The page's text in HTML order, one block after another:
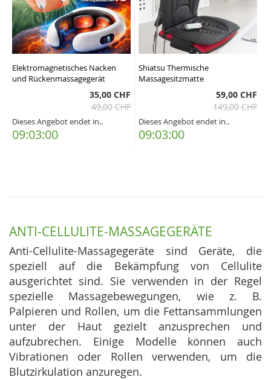
Elektromagnetisches Nacken
und Rückenmassagegerät
35,00 CHF
49,00 CHF
Dieses Angebot endet in..
09:02:59
Shiatsu Thermische
Massagesitzmatte
59,00 CHF
149,00 CHF
Dieses Angebot endet in..
09:02:59
ANTI-CELLULITE-MASSAGEGERÄTE
Anti-Cellulite-Massagegeräte sind Geräte, die
speziell auf die Bekämpfung von Cellulite
ausgerichtet sind. Sie verwenden in der Regel
spezielle Massagebewegungen, wie z. B.
Palpieren und Rollen, um die Fettansammlungen
unter der Haut gezielt anzusprechen und
aufzubrechen. Einige Modelle können auch
Vibrationen oder Rollen verwenden, um die
Blutzirkulation anzuregen.